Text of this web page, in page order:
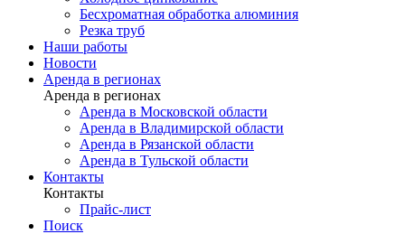
Бесхроматная обработка алюминия
Резка труб
Наши работы
Новости
Аренда в регионах
Аренда в регионах
Аренда в Московской области
Аренда в Владимирской области
Аренда в Рязанской области
Аренда в Тульской области
Контакты
Контакты
Прайс-лист
Поиск